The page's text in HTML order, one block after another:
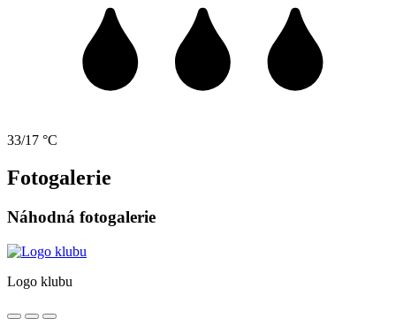
33/17 °C
Fotogalerie
Náhodná fotogalerie
Logo klubu